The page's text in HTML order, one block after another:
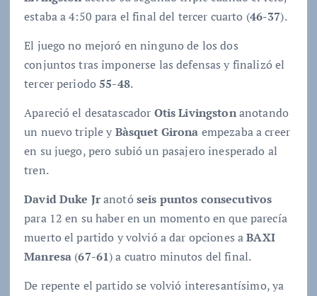
estaba a 4:50 para el final del tercer cuarto (46-37).
El juego no mejoró en ninguno de los dos
conjuntos tras imponerse las defensas y finalizó el
tercer periodo55-48.
Apareció el desatascador Otis Livingstonanotando
un nuevo triple y Bàsquet Girona empezaba a creer
en su juego, pero subió un pasajero inesperado al
tren.
David Duke Jranotóseis puntos consecutivos
para 12 en su haber en un momento en que parecía
muerto el partido y volvió a dar opciones aBAXI
Manresa (67-61) a cuatro minutos del final.
De repente el partido se volvió interesantísimo, ya